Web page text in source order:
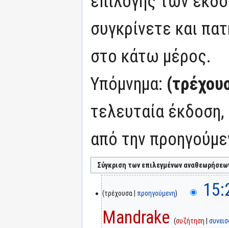
συγκρίνετε και
στο κάτω μέρος.
Υπόμνημα:
τελευταία έκδοση,
από την
τρέχουσα προηγούμενη
Mandrake
συζήτηση